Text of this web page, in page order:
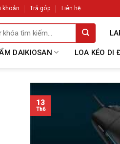
khoản Trả góp Liên hệ
DAIKIOSAN LOA KÉO DI
13
Th6